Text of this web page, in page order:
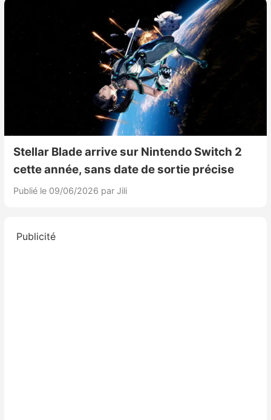
Stellar Blade arrive sur Nintendo Switch 2
cette année, sans date de sortie précise
Publié le 09/06/2026 par Jili
Publicité